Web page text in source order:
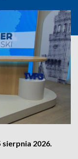
sierpnia 2026.